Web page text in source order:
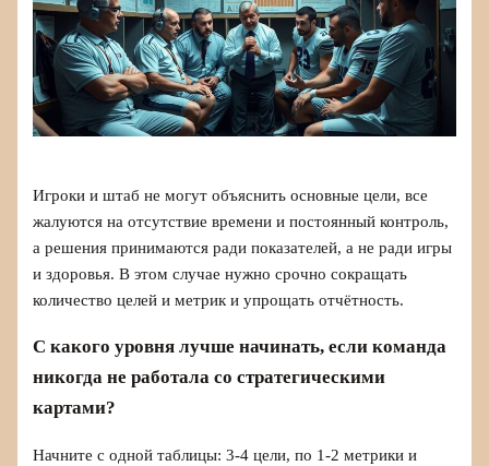
Игроки и штаб не могут объяснить основные цели, все
жалуются на отсутствие времени и постоянный контроль,
а решения принимаются ради показателей, а не ради игры
и здоровья. В этом случае нужно срочно сокращать
количество целей и метрик и упрощать отчётность.
С какого уровня лучше начинать, если команда
никогда не работала со стратегическими
картами?
Начните с одной таблицы: 3-4 цели, по 1-2 метрики и